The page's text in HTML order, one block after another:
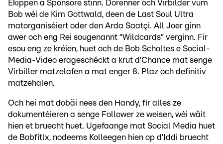
Ekippen a Sponsore stinn. Dorënner och Virbilder vum
Bob wéi de Kim Gottwald, deen de Last Soul Ultra
matorganiséiert oder den Arda Saatçi. All Joer ginn
awer och eng Rei sougenannt “Wildcards” verginn. Fir
esou eng ze kréien, huet och de Bob Scholtes e Social-
Media-Video erageschéckt a krut d’Chance mat senge
Virbiller matzelafen a mat enger 8. Plaz och definitiv
matzehalen.
Och hei mat dobäi nees den Handy, fir alles ze
dokumentéieren a senge Follower ze weisen, wéi wäit
hien et bruecht huet. Ugefaange mat Social Media huet
de Bobfitlx, nodeems Kolleegen hien op d’Iddi bruecht